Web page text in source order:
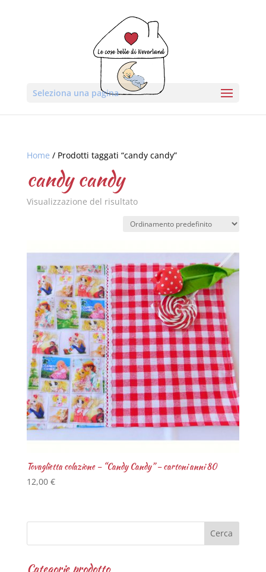
Seleziona una pagina
Home / Prodotti taggati “candy candy”
candy candy
Visualizzazione del risultato
Tovaglietta colazione – “Candy Candy” – cartoni anni 80
12,00 €
Categorie prodotto